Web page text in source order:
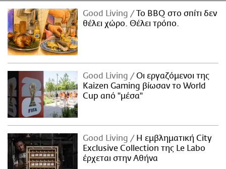
Good Living
Το BBQ στο σπίτι δεν
θέλει χώρο. Θέλει τρόπο.
Good Living
Οι εργαζόμενοι της
Kaizen Gaming βίωσαν το World
Cup από "μέσα"
Good Living
Η εμβληματική City
Exclusive Collection της Le Labo
έρχεται στην Αθήνα